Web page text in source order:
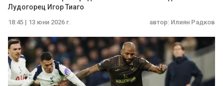
Лудогорец Игор Тиаго
18:45 | 13 юни 2026 г. автор: Илиян Радков